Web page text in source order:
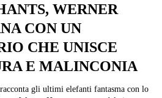
WERNER
CON UN
CHE UNISCE
E MALINCONIA
gli ultimi elefanti fantasma con lo